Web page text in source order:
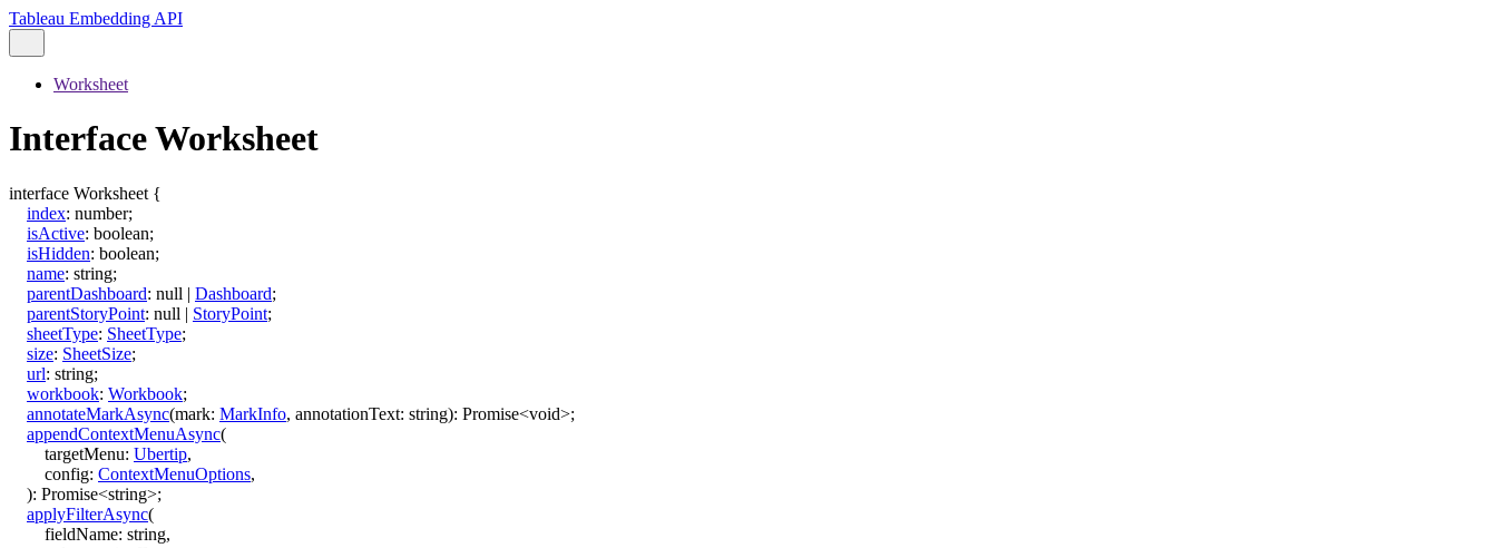
Tableau Embedding API
Worksheet
Interface Worksheet
interface Worksheet {
index: number;
isActive: boolean;
isHidden: boolean;
name: string;
parentDashboard: null | Dashboard;
parentStoryPoint: null | StoryPoint;
sheetType: SheetType;
size: SheetSize;
url: string;
workbook: Workbook;
annotateMarkAsync(mark: MarkInfo, annotationText: string): Promise<void>;
appendContextMenuAsync(
targetMenu: Ubertip,
config: ContextMenuOptions,
): Promise<string>;
applyFilterAsync(
fieldName: string,